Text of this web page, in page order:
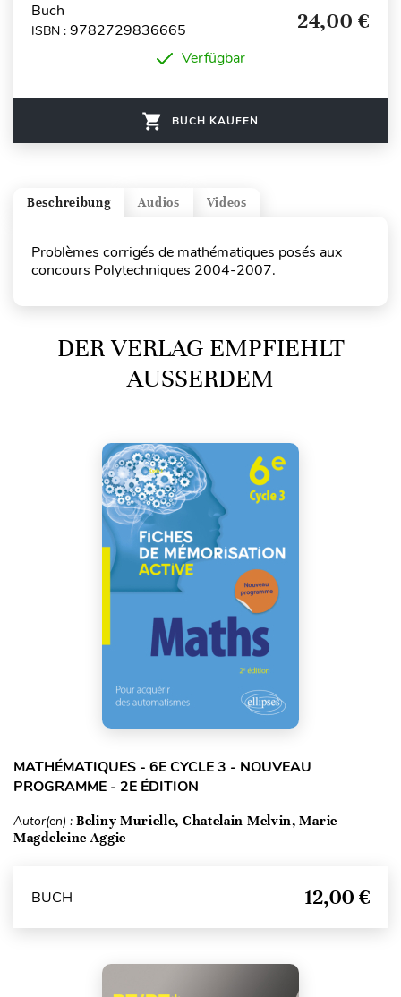
Buch
ISBN : 9782729836665 24,00 €
Verfügbar
BUCH KAUFEN
Videos
Audios
Beschreibung
Problèmes corrigés de mathématiques posés aux
concours Polytechniques 2004-2007.
DER VERLAG EMPFIEHLT
AUSSERDEM
MATHÉMATIQUES - 6E CYCLE 3 - NOUVEAU
PROGRAMME - 2E ÉDITION
Autor(en) : Beliny Murielle, Chatelain Melvin, Marie-
Magdeleine Aggie
BUCH 12,00 €